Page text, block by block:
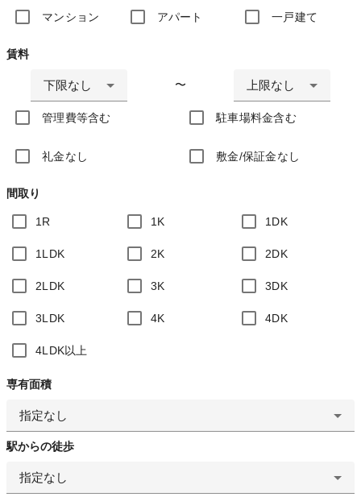
マンション アパート 一戸建て
賃料
下限なし 〜 上限なし
管理費等含む 駐車場料金含む
礼金なし 敷金/保証金なし
間取り
1R 1K 1DK
1LDK 2K 2DK
2LDK 3K 3DK
3LDK 4K 4DK
4LDK以上
専有面積
指定なし
駅からの徒歩
指定なし